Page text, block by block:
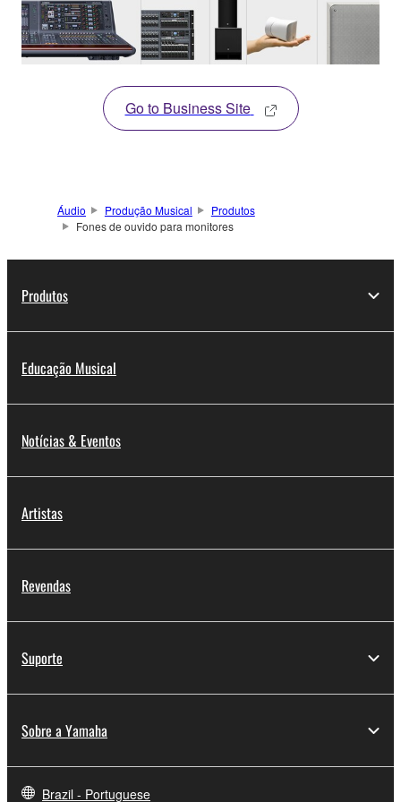
equipamentos de
estúdio profissionais e
de alta qualidade para o
design de cada
componente acústico
desses fones de ouvido.
níveis de pressão
sonora e durabilidade.
Go to Business Site
Áudio Produção Musical
Produtos
Fones de ouvido para monitores
Produtos
Educação Musical
Notícias & Eventos
Artistas
Revendas
Suporte
Sobre a Yamaha
Brazil - Portuguese